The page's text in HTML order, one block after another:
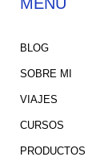
BLOG
SOBRE MI
VIAJES
CURSOS
PRODUCTOS